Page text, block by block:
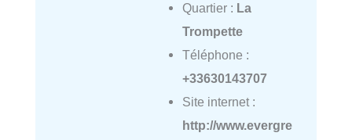
Quartier : La
Trompette
Téléphone :
+33630143707
Site internet :
http://www.evergre